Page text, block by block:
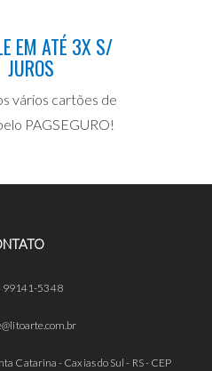
EM ATÉ 3X S/
JUROS
vários cartões de
PAGSEGURO!
99141-5348
Catarina - Caxias do Sul - RS - CEP